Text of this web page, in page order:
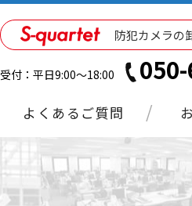
防犯カメラの
受付：平日9:00～18:00
よくあるご質問